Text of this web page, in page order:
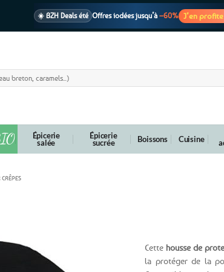
☀️ BZH Deals été Offres iodées jusqu’à –60% J’en
Épicerie
salée
Épicerie
sucrée Boissons Cuisine
Cette housse de
la protéger de la